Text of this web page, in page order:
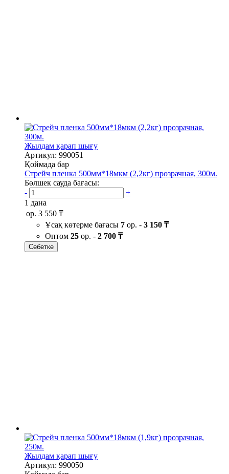
Жылдам қарап шығу
Артикул: 990051
Қоймада бар
Стрейч пленка 500мм*18мкм (2,2кг) прозрачная, 300м.
Бөлшек сауда бағасы:
-
+
1 дана
ор. 3 550 ₸
Ұсақ көтерме бағасы 7 ор. - 3 150 ₸
Оптом 25 ор. - 2 700 ₸
Себетке
Жылдам қарап шығу
Артикул: 990050